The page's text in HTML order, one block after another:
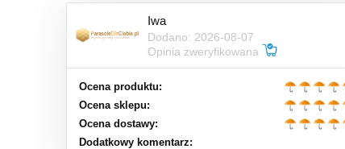
Iwa
Dodano: 2026-08-07
Opinia zweryfikowana
Ocena produktu:
Ocena sklepu:
Ocena dostawy:
Dodatkowy komentarz: